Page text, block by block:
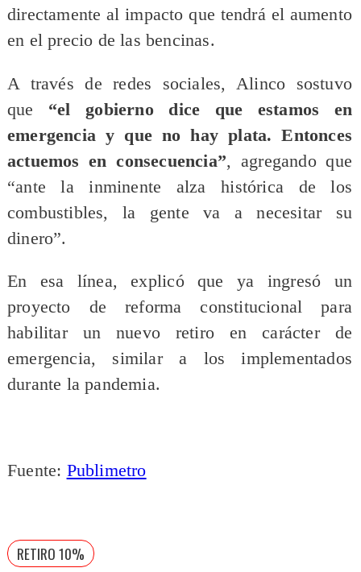
directamente al impacto que tendrá el aumento
en el precio de las bencinas.
A través de redes sociales, Alinco sostuvo
que “el gobierno dice que estamos en
emergencia y que no hay plata. Entonces
actuemos en consecuencia”, agregando que
“ante la inminente alza histórica de los
combustibles, la gente va a necesitar su
dinero”.
En esa línea, explicó que ya ingresó un
proyecto de reforma constitucional para
habilitar un nuevo retiro en carácter de
emergencia, similar a los implementados
durante la pandemia.
Fuente: Publimetro
RETIRO 10%